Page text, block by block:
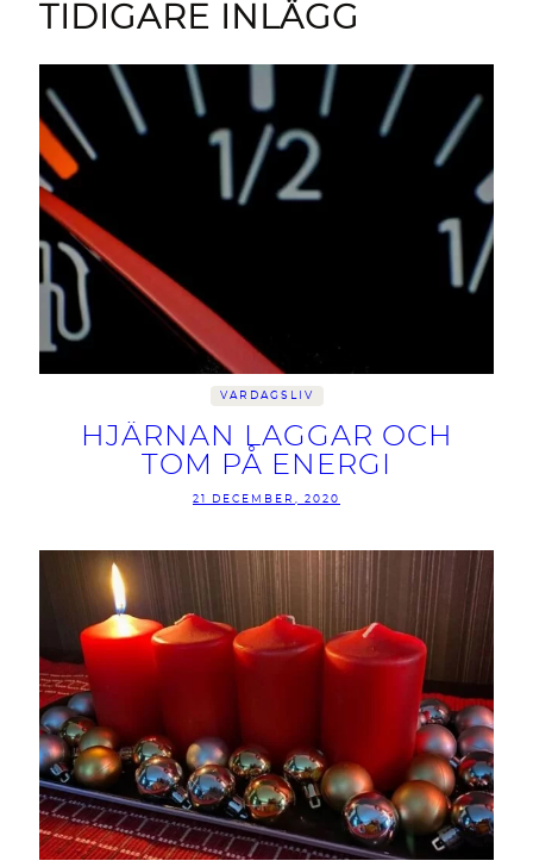
TIDIGARE INLÄGG
VARDAGSLIV
HJÄRNAN LAGGAR OCH
TOM PÅ ENERGI
21 DECEMBER, 2020